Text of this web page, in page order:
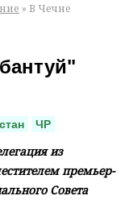
» В Чечне
ЧР
из
премьер-
Совета